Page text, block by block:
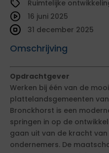
Ruimtelijke
Omschrijving
16 juni 2025
31 december 2025
Opdrachtgever
Werken bij één van de
plattelandsgemeenten
Bronckhorst is een
springen in op de
gaan uit van de kracht van
ondernemers. De